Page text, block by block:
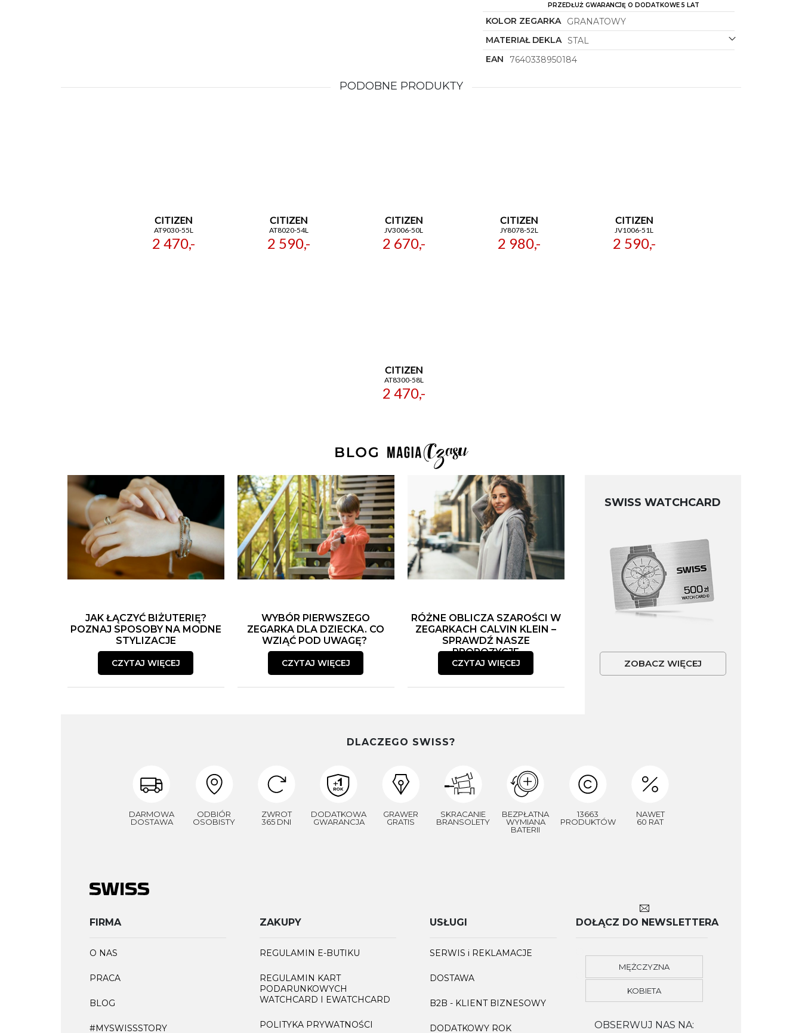
PRZEDŁUŻ GWARANCJĘ O DODATKOWE 5 LAT
KOLOR ZEGARKA
GRANATOWY
MATERIAŁ DEKLA STAL
EAN
7640338950184
PODOBNE PRODUKTY
CITIZEN
AT9030-55L
2 470,-
CITIZEN
AT8020-54L
2 590,-
CITIZEN
JV3006-50L
2 670,-
CITIZEN
JY8078-52L
2 980,-
CITIZEN
JV1006-51L
2 590,-
CITIZEN
AT8300-58L
2 470,-
JAK ŁĄCZYĆ BIŻUTERIĘ?
POZNAJ SPOSOBY NA MODNE
STYLIZACJE
CZYTAJ WIĘCEJ
WYBÓR PIERWSZEGO
ZEGARKA DLA DZIECKA. CO
WZIĄĆ POD UWAGĘ?
CZYTAJ WIĘCEJ
RÓŻNE OBLICZA SZAROŚCI W
ZEGARKACH CALVIN KLEIN –
SPRAWDŹ NASZE
PROPOZYCJE
CZYTAJ WIĘCEJ
SWISS WATCHCARD
ZOBACZ WIĘCEJ
DLACZEGO SWISS?
DARMOWA
DOSTAWA
ODBIÓR
OSOBISTY
ZWROT
365 DNI
DODATKOWA
GWARANCJA
GRAWER
GRATIS
SKRACANIE
BRANSOLETY
BEZPŁATNA
WYMIANA
BATERII
13663
PRODUKTÓW
NAWET
60 RAT
FIRMA
O NAS
PRACA
BLOG
#MYSWISSSTORY
ZAKUPY
REGULAMIN E-BUTIKU
REGULAMIN KART
PODARUNKOWYCH
WATCHCARD I EWATCHCARD
POLITYKA PRYWATNOŚCI
USŁUGI
SERWIS i REKLAMACJE
DOSTAWA
B2B - KLIENT BIZNESOWY
DODATKOWY ROK
DOŁĄCZ DO NEWSLETTERA
MĘŻCZYZNA
KOBIETA
OBSERWUJ NAS NA: